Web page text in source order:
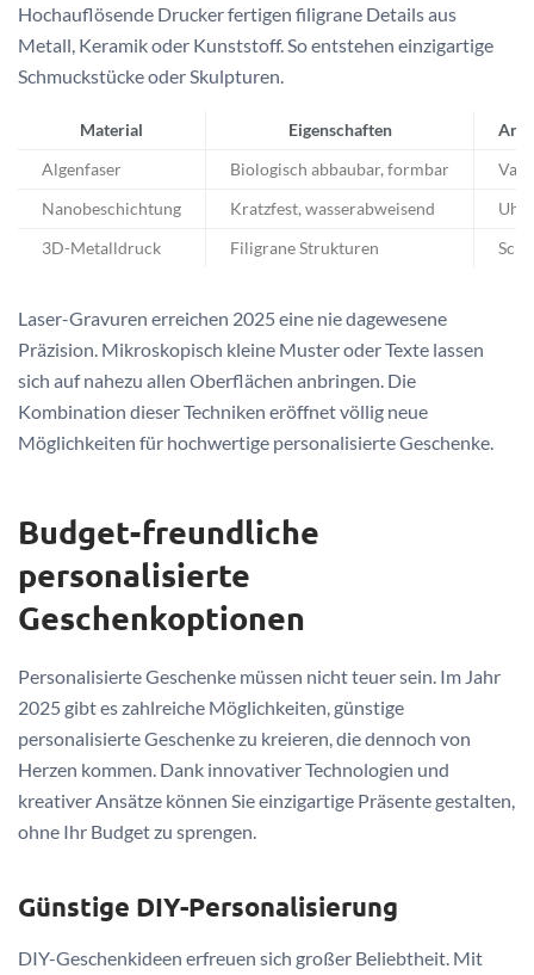
Hochauflösende Drucker fertigen filigrane Details aus
Metall, Keramik oder Kunststoff. So entstehen einzigartige
Schmuckstücke oder Skulpturen.
Material Eigenschaften
Algenfaser Biologisch abbaubar, formbar
Nanobeschichtung Kratzfest, wasserabweisend
3D-Metalldruck Filigrane Strukturen
Laser-Gravuren erreichen 2025 eine nie dagewesene
Präzision. Mikroskopisch kleine Muster oder Texte lassen
sich auf nahezu allen Oberflächen anbringen. Die
Kombination dieser Techniken eröffnet völlig neue
Möglichkeiten für hochwertige personalisierte Geschenke.
Budget-freundliche
personalisierte
Geschenkoptionen
Personalisierte Geschenke müssen nicht teuer sein. Im Jahr
2025 gibt es zahlreiche Möglichkeiten, günstige
personalisierte Geschenke zu kreieren, die dennoch von
Herzen kommen. Dank innovativer Technologien und
kreativer Ansätze können Sie einzigartige Präsente gestalten,
ohne Ihr Budget zu sprengen.
Günstige DIY-Personalisierung
DIY-Geschenkideen erfreuen sich großer Beliebtheit. Mit